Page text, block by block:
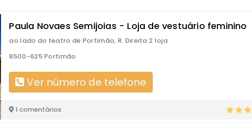
Paula Novaes Semijoias - Loja de vestuário feminino
ao lado do teatro de Portimão, R. Direita 2 loja
8500-625 Portimão
Ver número de telefone
1 comentários